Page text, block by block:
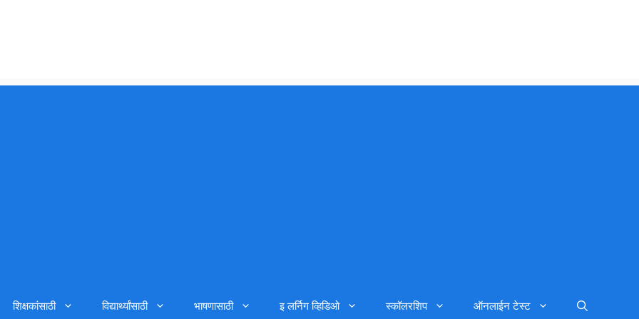
शिक्षकांसाठी विद्यार्थ्यांसाठी भाषणासाठी इ लर्निग व्हिडिओ स्कॉलरशिप ऑनलाईन टेस्ट